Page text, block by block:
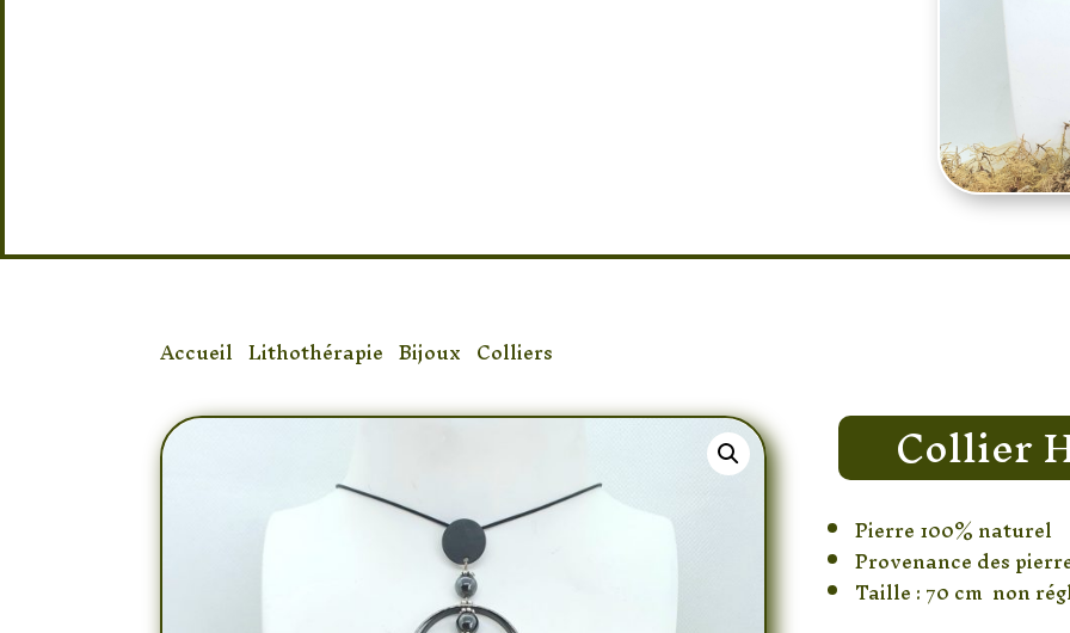
Accueil /Lithothérapie /Bijoux Colliers
Collier
Pierre 100% naturel
Provenance des
Taille : 70 cm non